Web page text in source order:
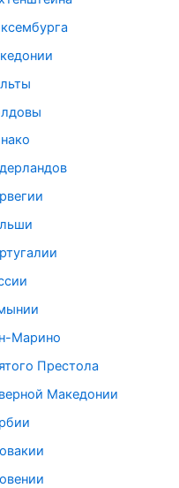
Марино
Престола
Македонии